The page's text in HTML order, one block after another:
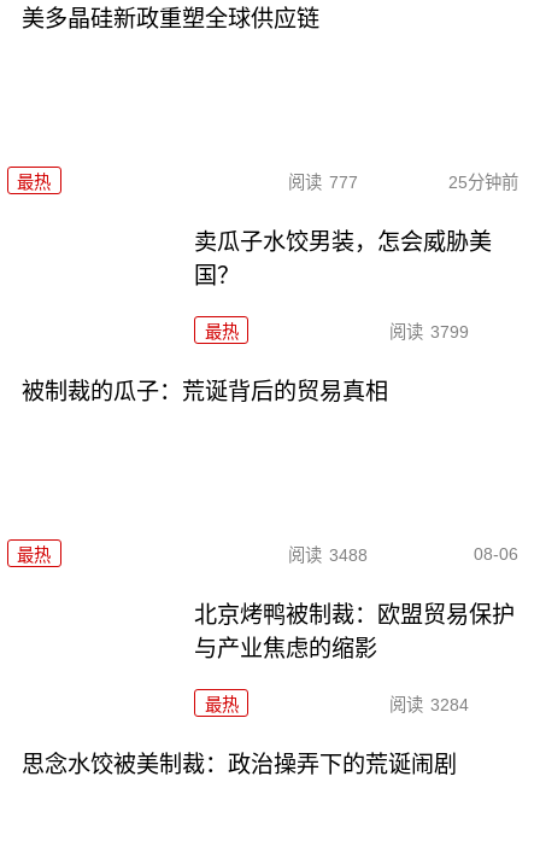
美多晶硅新政重塑全球供应链
最热 阅读 777 25分钟前
卖瓜子水饺男装，怎会威胁美
国？
最热 阅读 3799
被制裁的瓜子：荒诞背后的贸易真相
最热 阅读 3488 08-06
北京烤鸭被制裁：欧盟贸易保护
与产业焦虑的缩影
最热 阅读 3284
思念水饺被美制裁：政治操弄下的荒诞闹剧